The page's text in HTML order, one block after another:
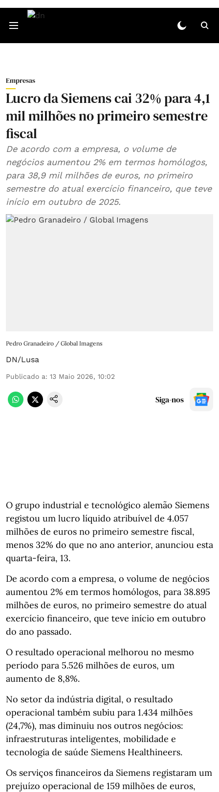
Empresas
Lucro da Siemens cai 32% para 4,1
mil milhões no primeiro semestre
fiscal
De acordo com a empresa, o volume de
negócios aumentou 2% em termos homólogos,
para 38,9 mil milhões de euros, no primeiro
semestre do atual exercício financeiro, que teve
início em outubro de 2025.
Pedro Granadeiro / Global Imagens
DN/Lusa
Publicado a: 13 Maio 2026, 10:02
Siga-nos
O grupo industrial e tecnológico alemão Siemens
registou um lucro líquido atribuível de 4.057
milhões de euros no primeiro semestre fiscal,
menos 32% do que no ano anterior, anunciou esta
quarta-feira, 13.
De acordo com a empresa, o volume de negócios
aumentou 2% em termos homólogos, para 38.895
milhões de euros, no primeiro semestre do atual
exercício financeiro, que teve início em outubro
do ano passado.
O resultado operacional melhorou no mesmo
período para 5.526 milhões de euros, um
aumento de 8,8%.
No setor da indústria digital, o resultado
operacional também subiu para 1.434 milhões
(24,7%), mas diminuiu nos outros negócios:
infraestruturas inteligentes, mobilidade e
tecnologia de saúde Siemens Healthineers.
Os serviços financeiros da Siemens registaram um
prejuízo operacional de 159 milhões de euros,